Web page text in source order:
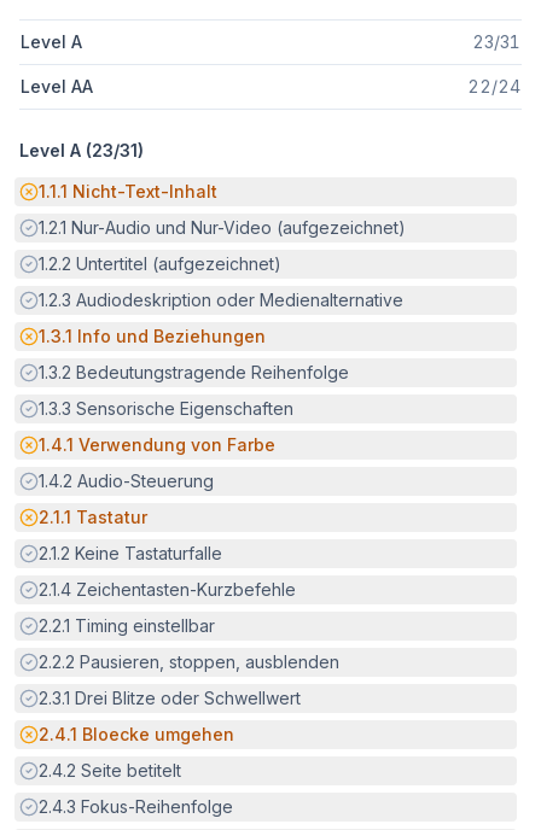
Level A 23/31
Level AA 22/24
Level A (23/31)
Potenzielle Barriere:
1.1.1 Nicht-Text-Inhalt
Erfüllt:
1.2.1 Nur-Audio und Nur-Video (aufgezeichnet)
Erfüllt:
1.2.2 Untertitel (aufgezeichnet)
Erfüllt:
1.2.3 Audiodeskription oder Medienalternative
Potenzielle Barriere:
1.3.1 Info und Beziehungen
Erfüllt:
1.3.2 Bedeutungstragende Reihenfolge
Erfüllt:
1.3.3 Sensorische Eigenschaften
Potenzielle Barriere:
1.4.1 Verwendung von Farbe
Erfüllt:
1.4.2 Audio-Steuerung
Potenzielle Barriere:
2.1.1 Tastatur
Erfüllt:
2.1.2 Keine Tastaturfalle
Erfüllt:
2.1.4 Zeichentasten-Kurzbefehle
Erfüllt:
2.2.1 Timing einstellbar
Erfüllt:
2.2.2 Pausieren, stoppen, ausblenden
Erfüllt:
2.3.1 Drei Blitze oder Schwellwert
Potenzielle Barriere:
2.4.1 Bloecke umgehen
Erfüllt:
2.4.2 Seite betitelt
Erfüllt:
2.4.3 Fokus-Reihenfolge